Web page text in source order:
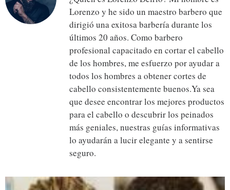
Lorenzo y he sido un maestro barbero que
dirigió una exitosa barbería durante los
últimos 20 años. Como barbero
profesional capacitado en cortar el cabello
de los hombres, me esfuerzo por ayudar a
todos los hombres a obtener cortes de
cabello consistentemente buenos.Ya sea
que desee encontrar los mejores productos
para el cabello o descubrir los peinados
más geniales, nuestras guías informativas
lo ayudarán a lucir elegante y a sentirse
seguro.